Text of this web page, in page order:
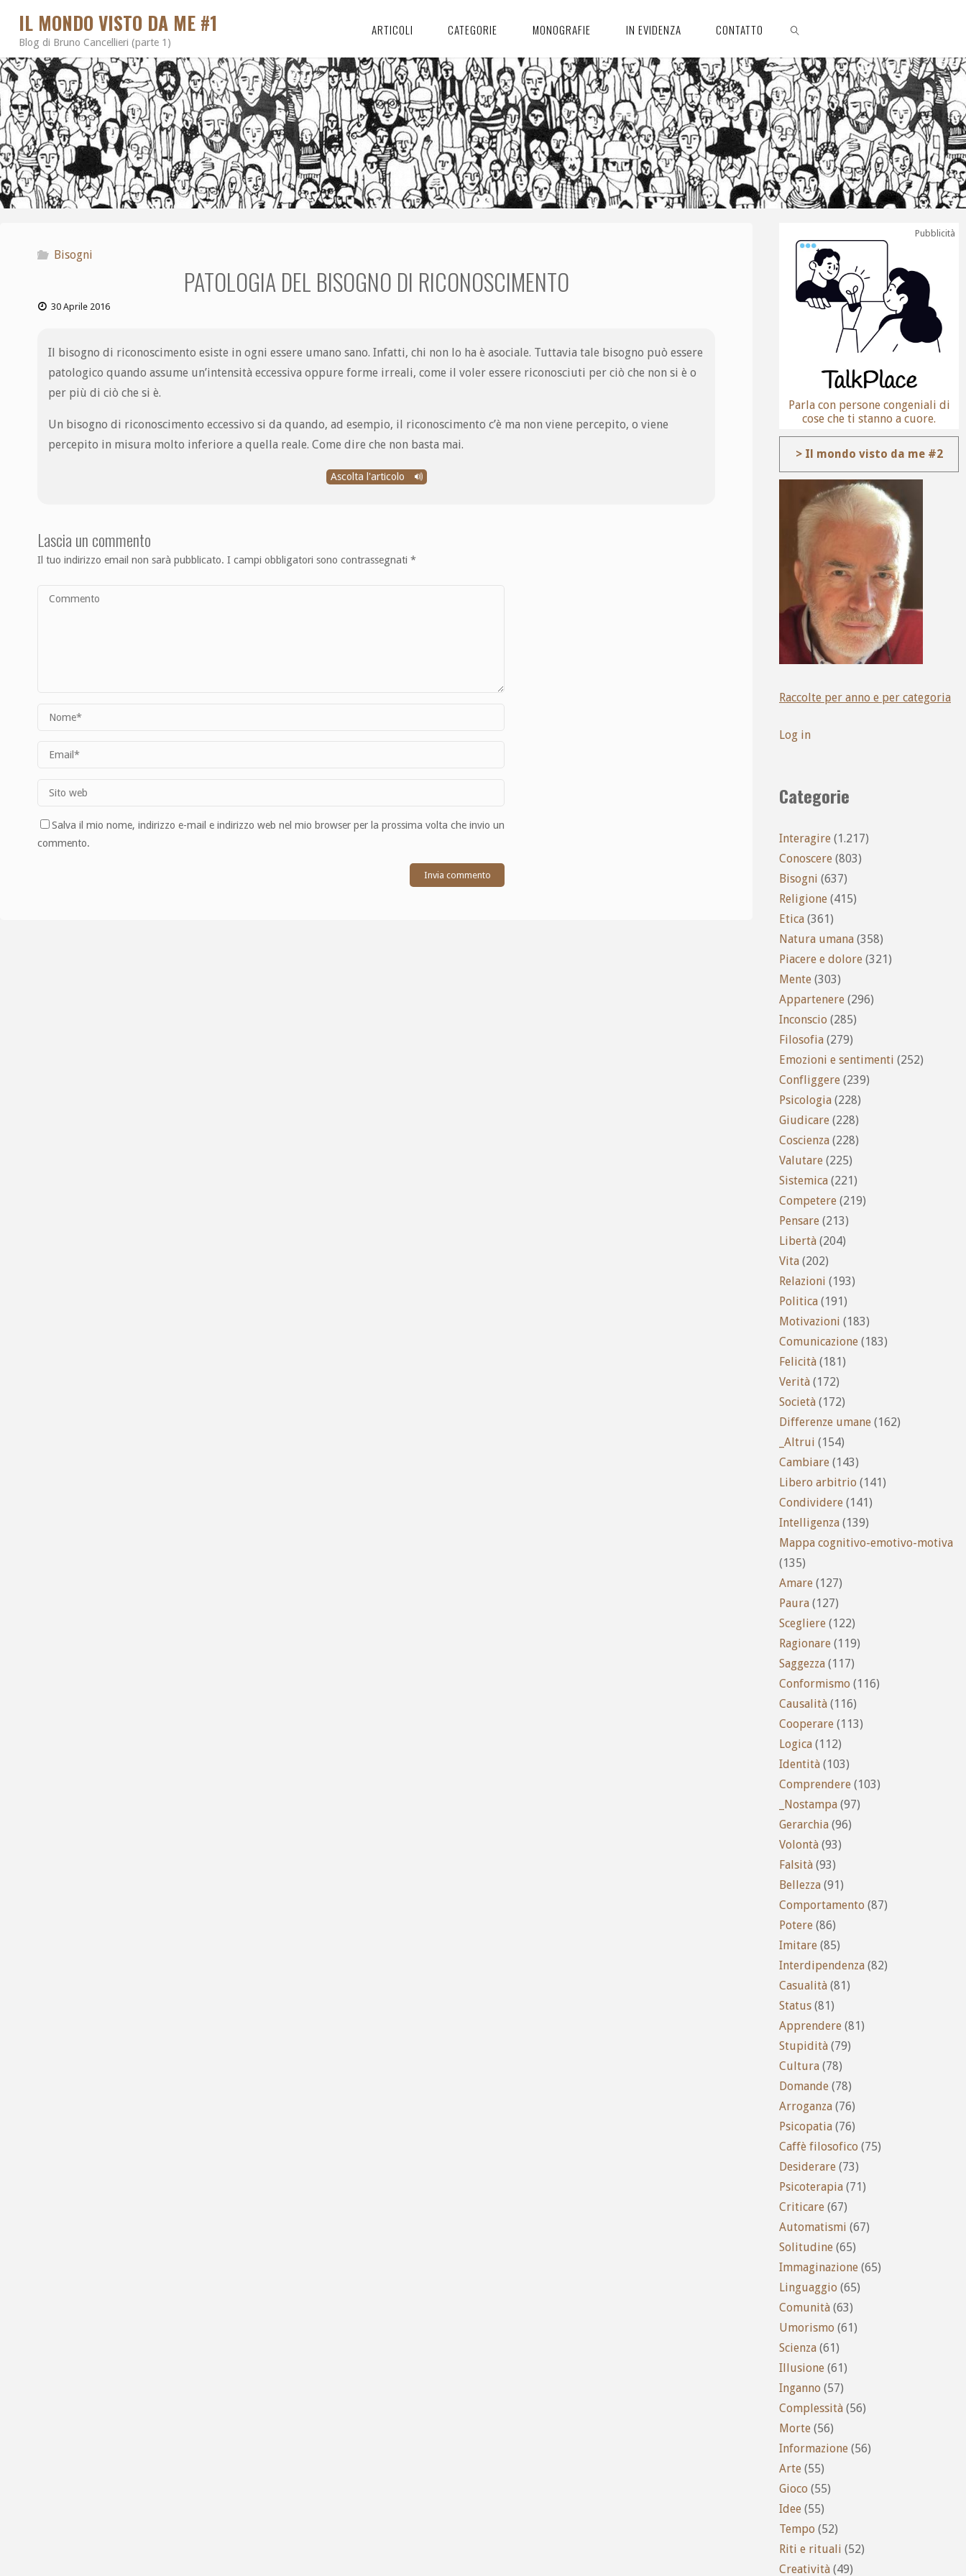
IL MONDO VISTO DA ME #1
Blog di Bruno Cancellieri (parte 1)
ARTICOLI CATEGORIE MONOGRAFIE IN EVIDENZA CONTATTO
CERCA
Bisogni
PATOLOGIA DEL BISOGNO DI RICONOSCIMENTO
30 Aprile 2016
Il bisogno di riconoscimento esiste in ogni essere umano sano. Infatti, chi non lo ha è asociale. Tuttavia tale bisogno può essere
patologico quando assume un’intensità eccessiva oppure forme irreali, come il voler essere riconosciuti per ciò che non si è o
per più di ciò che si è.
Un bisogno di riconoscimento eccessivo si da quando, ad esempio, il riconoscimento c’è ma non viene percepito, o viene
percepito in misura molto inferiore a quella reale. Come dire che non basta mai.
Ascolta l'articolo
Lascia un commento
Il tuo indirizzo email non sarà pubblicato. I campi obbligatori sono contrassegnati*
Salva il mio nome, indirizzo e-mail e indirizzo web nel mio browser per la prossima volta che invio un
commento.
Pubblicità
Parla con persone congeniali di
cose che ti stanno a cuore.
> Il mondo visto da me #2
Raccolte per anno e per categoria
Log in
Categorie
Interagire (1.217)
Conoscere (803)
Bisogni (637)
Religione (415)
Etica (361)
Natura umana (358)
Piacere e dolore (321)
Mente (303)
Appartenere (296)
Inconscio (285)
Filosofia (279)
Emozioni e sentimenti (252)
Confliggere (239)
Psicologia (228)
Giudicare (228)
Coscienza (228)
Valutare (225)
Sistemica (221)
Competere (219)
Pensare (213)
Libertà (204)
Vita (202)
Relazioni (193)
Politica (191)
Motivazioni (183)
Comunicazione (183)
Felicità (181)
Verità (172)
Società (172)
Differenze umane (162)
_Altrui (154)
Cambiare (143)
Libero arbitrio (141)
Condividere (141)
Intelligenza (139)
Mappa cognitivo-emotivo-motiva
(135)
Amare (127)
Paura (127)
Scegliere (122)
Ragionare (119)
Saggezza (117)
Conformismo (116)
Causalità (116)
Cooperare (113)
Logica (112)
Identità (103)
Comprendere (103)
_Nostampa (97)
Gerarchia (96)
Volontà (93)
Falsità (93)
Bellezza (91)
Comportamento (87)
Potere (86)
Imitare (85)
Interdipendenza (82)
Casualità (81)
Status (81)
Apprendere (81)
Stupidità (79)
Cultura (78)
Domande (78)
Arroganza (76)
Psicopatia (76)
Caffè filosofico (75)
Desiderare (73)
Psicoterapia (71)
Criticare (67)
Automatismi (67)
Solitudine (65)
Immaginazione (65)
Linguaggio (65)
Comunità (63)
Umorismo (61)
Scienza (61)
Illusione (61)
Inganno (57)
Complessità (56)
Morte (56)
Informazione (56)
Arte (55)
Gioco (55)
Idee (55)
Tempo (52)
Riti e rituali (52)
Creatività (49)